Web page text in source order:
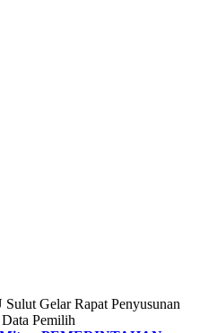
Sulut Gelar Rapat Penyusunan
Pemilih